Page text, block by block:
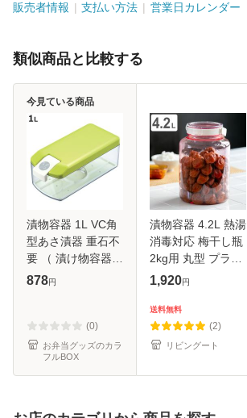
販売者情報 支払い方法 営業日カレンダー
類似商品と比較する
漬物容器 1L VC角
型あさ漬器 重石不
要 （ 漬け物容器
つけもの容器 野菜
ック 漬け物ポット
漬物ポッ
878円
(0)
お弁当グッズのカラ
フルBOX
今見ている商品
漬物容器 4.2L 熱湯
消毒対応 梅干し瓶
2kg用 丸型 プラス
チック製 （ 梅干し
漬け物容器 手作り
保存容器 梅干し 漬
物
1,920円
送料無料
(2)
リビングート